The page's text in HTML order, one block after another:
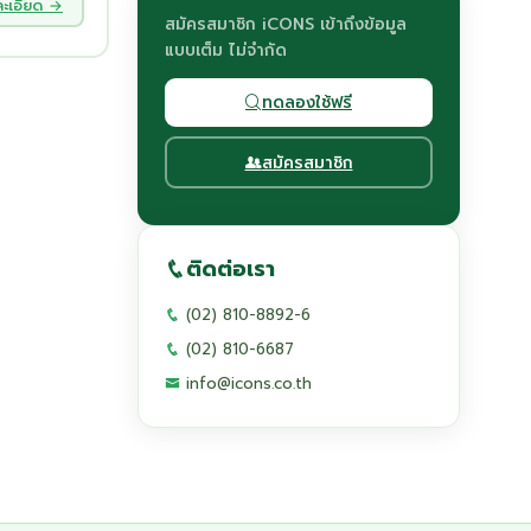
ะเอียด →
สมัครสมาชิก iCONS เข้าถึงข้อมูล
แบบเต็ม ไม่จำกัด
ทดลองใช้ฟรี
สมัครสมาชิก
ติดต่อเรา
(02) 810-8892-6
(02) 810-6687
info@icons.co.th